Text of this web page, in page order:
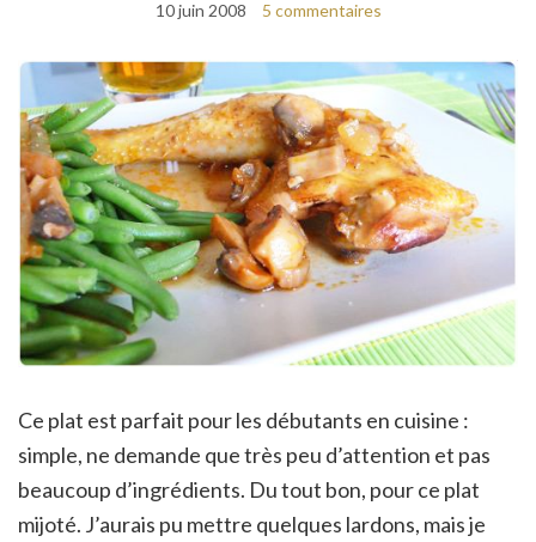
10 juin 2008 5 commentaires
Ce plat est parfait pour les débutants en cuisine :
simple, ne demande que très peu d’attention et pas
beaucoup d’ingrédients. Du tout bon, pour ce plat
mijoté. J’aurais pu mettre quelques lardons, mais je